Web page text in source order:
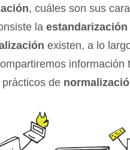
, cuáles son sus
la estandarización
existen, a lo
información
de